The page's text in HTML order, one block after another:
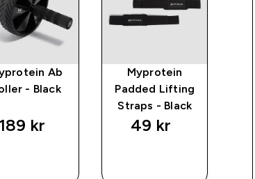
Ab
- Black
189 kr‎
Myprotein
Padded Lifting
Straps - Black
49 kr‎